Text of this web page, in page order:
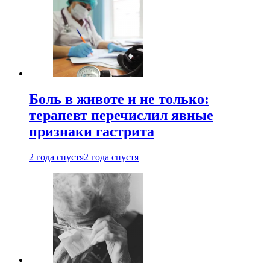
Боль в животе и не только:
терапевт перечислил явные
признаки гастрита
2 года спустя2 года спустя